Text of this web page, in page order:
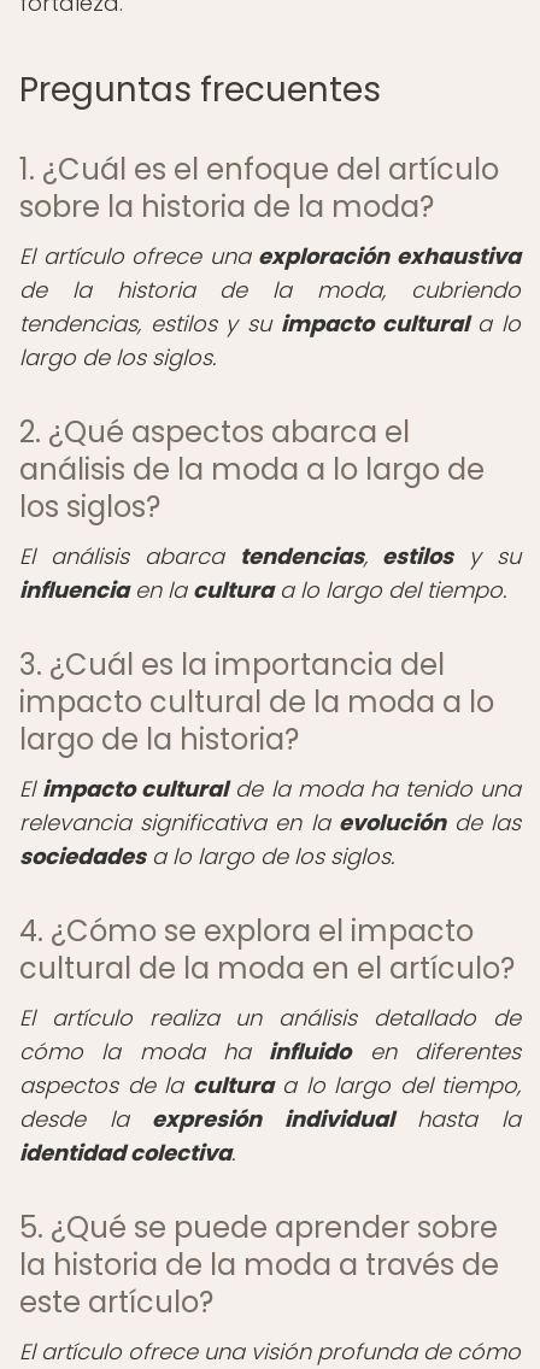
Preguntas frecuentes
1. ¿Cuál es el enfoque del artículo
sobre la historia de la moda?
El artículo ofrece una exploración exhaustiva
de la historia de la moda, cubriendo
tendencias, estilos y su impacto culturala lo
largo de los siglos.
2. ¿Qué aspectos abarca el
análisis de la moda a lo largo de
los siglos?
El análisis abarca tendencias, estilosy su
influenciaen la culturaa lo largo del tiempo.
3. ¿Cuál es la importancia del
impacto cultural de la moda a lo
largo de la historia?
El impacto culturalde la moda ha tenido una
relevancia significativa en la evoluciónde las
sociedadesa lo largo de los siglos.
4. ¿Cómo se explora el impacto
cultural de la moda en el artículo?
El artículo realiza un análisis detallado de
cómo la moda ha influidoen diferentes
aspectos de la culturaa lo largo del tiempo,
desde la expresión individualhasta la
identidad colectiva.
5. ¿Qué se puede aprender sobre
la historia de la moda a través de
este artículo?
El artículo ofrece una visión profunda de cómo